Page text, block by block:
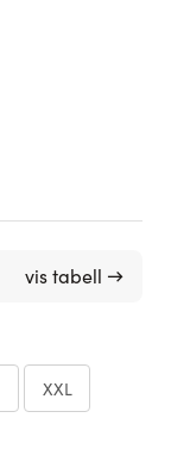
vis tabell →
XXL